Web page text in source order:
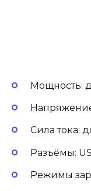
Мощность:
Сила тока:
Разъёмы:
Режимы